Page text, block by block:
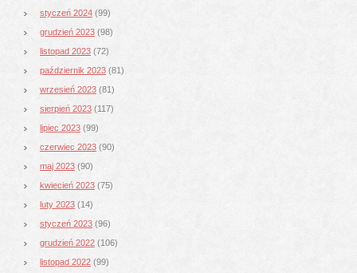
styczeń 2024 (99)
grudzień 2023 (98)
listopad 2023 (72)
październik 2023 (81)
wrzesień 2023 (81)
sierpień 2023 (117)
lipiec 2023 (99)
czerwiec 2023 (90)
maj 2023 (90)
kwiecień 2023 (75)
luty 2023 (14)
styczeń 2023 (96)
grudzień 2022 (106)
listopad 2022 (99)